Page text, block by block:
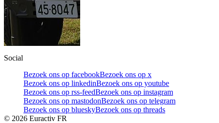
Social
Bezoek ons op facebookBezoek ons op x
Bezoek ons op linkedinBezoek ons op youtube
Bezoek ons op rss-feedBezoek ons op instagram
Bezoek ons op mastodonBezoek ons op telegram
Bezoek ons op blueskyBezoek ons op threads
© 2026 Euractiv FR